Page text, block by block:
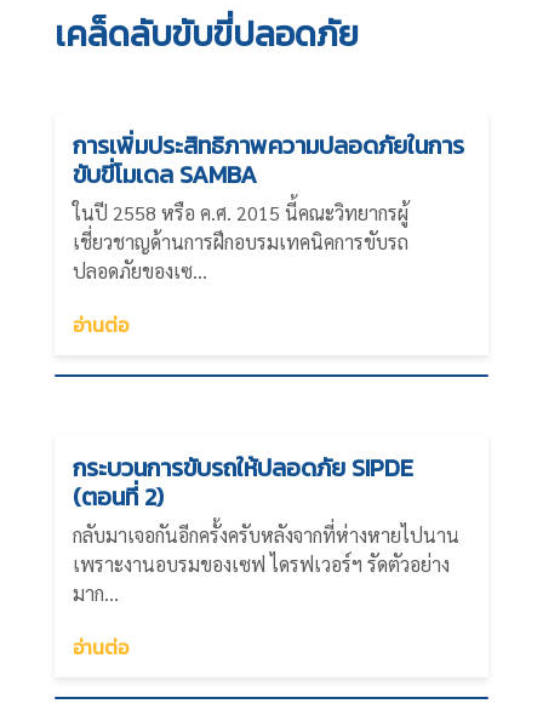
เคล็ดลับขับขี่ปลอดภัย
การเพิ่มประสิทธิภาพความปลอดภัยในการ
ขับขี่โมเดล SAMBA
ในปี 2558 หรือ ค.ศ. 2015 นี้คณะวิทยากรผู้
เชี่ยวชาญด้านการฝึกอบรมเทคนิคการขับรถ
ปลอดภัยของเซ...
อ่านต่อ
กระบวนการขับรถให้ปลอดภัย SIPDE
(ตอนที่ 2)
กลับมาเจอกันอีกครั้งครับหลังจากที่ห่างหายไปนาน
เพราะงานอบรมของเซฟ ไดรฟเวอร์ฯ รัดตัวอย่าง
มาก...
อ่านต่อ